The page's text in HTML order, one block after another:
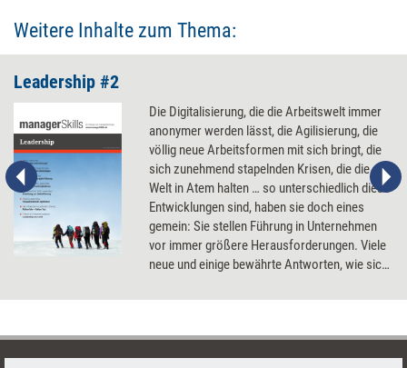
Weitere Inhalte zum Thema:
Leadership #2
Die Digitalisierung, die die Arbeitswelt immer
anonymer werden lässt, die Agilisierung, die
völlig neue Arbeitsformen mit sich bringt, die
sich zunehmend stapelnden Krisen, die die
Welt in Atem halten … so unterschiedlich diese
Entwicklungen sind, haben sie doch eines
gemein: Sie stellen Führung in Unternehmen
vor immer größere Herausforderungen. Viele
neue und einige bewährte Antworten, wie sich